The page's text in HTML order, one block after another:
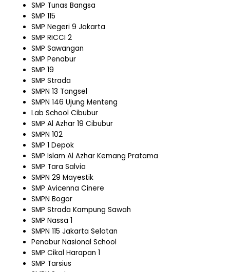
SMP Tunas Bangsa
SMP 115
SMP Negeri 9 Jakarta
SMP RICCI 2
SMP Sawangan
SMP Penabur
SMP 19
SMP Strada
SMPN 13 Tangsel
SMPN 146 Ujung Menteng
Lab School Cibubur
SMP Al Azhar 19 Cibubur
SMPN 102
SMP 1 Depok
SMP Islam Al Azhar Kemang Pratama
SMP Tara Salvia
SMPN 29 Mayestik
SMP Avicenna Cinere
SMPN Bogor
SMP Strada Kampung Sawah
SMP Nassa 1
SMPN 115 Jakarta Selatan
Penabur Nasional School
SMP Cikal Harapan 1
SMP Tarsius